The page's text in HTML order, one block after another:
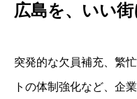
1990年設立 。地元広島に密
お問
広島を、いい街
突発的な欠員補充、繁
トの体制強化など、企